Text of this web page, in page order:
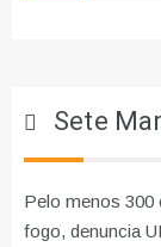
Sete
Pelo menos 300
fogo, denuncia